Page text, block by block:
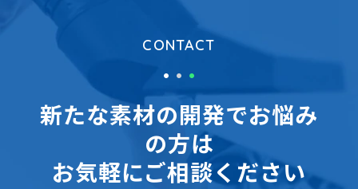
CONTACT
新たな素材の開発でお悩み
の方は
お気軽にご相談ください